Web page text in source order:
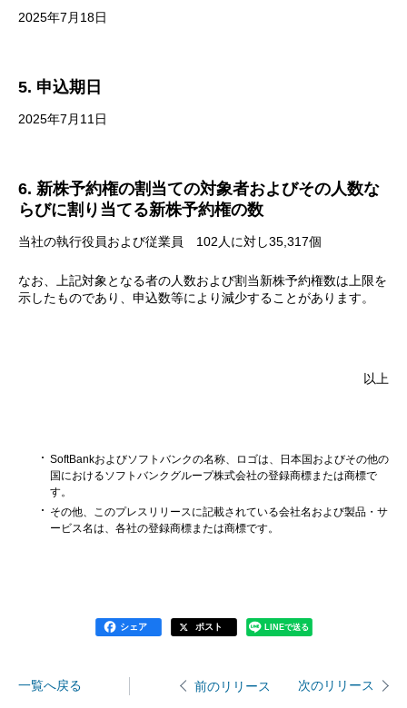
2025年7月18日
5. 申込期日
2025年7月11日
6. 新株予約権の割当ての対象者およびその人数な
らびに割り当てる新株予約権の数
当社の執行役員および従業員 102人に対し35,317個
なお、上記対象となる者の人数および割当新株予約権数は上限を
示したものであり、申込数等により減少することがあります。
以上
SoftBankおよびソフトバンクの名称、ロゴは、日本国およびその他の
国におけるソフトバンクグループ株式会社の登録商標または商標で
す。
その他、このプレスリリースに記載されている会社名および製品・サ
ービス名は、各社の登録商標または商標です。
シェア ポスト LINEで送る
一覧へ戻る 前のリリース 次のリリース